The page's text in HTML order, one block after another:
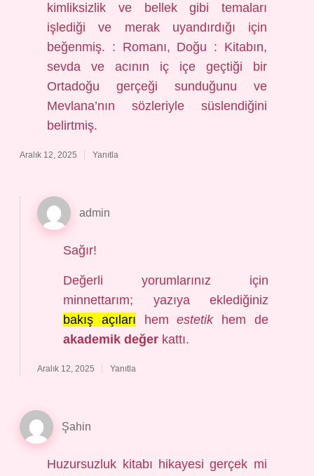
kimliksizlik ve bellek gibi temaları
işlediği ve merak uyandırdığı için
beğenmiş. : Romanı, Doğu : Kitabın,
sevda ve acının iç içe geçtiği bir
Ortadoğu gerçeği sunduğunu ve
Mevlana’nın sözleriyle süslendiğini
belirtmiş.
Aralık 12, 2025 Yanıtla
admin
Sağır!
Değerli yorumlarınız için
minnettarım; yazıya eklediğiniz
bakış açıları hemestetikhem de
akademik değerkattı.
Aralık 12, 2025 Yanıtla
Şahin
Huzursuzluk kitabı hikayesi gerçek mi